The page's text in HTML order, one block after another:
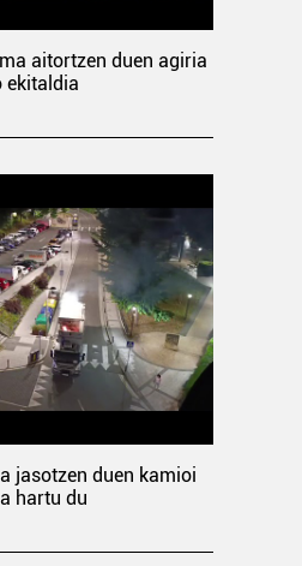
aitortzen duen agiria
ekitaldia
jasotzen duen kamioi
hartu du